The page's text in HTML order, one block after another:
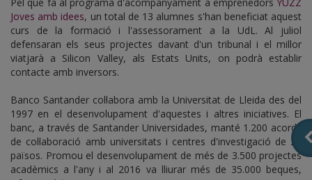
Pel que fa al programa d'acompanyament a emprenedors YUZZ
Joves amb idees, un total de 13 alumnes s'han beneficiat aquest
curs de la formació i l'assessorament a la UdL. Al juliol
defensaran els seus projectes davant d'un tribunal i el millor
viatjarà a Silicon Valley, als Estats Units, on podrà establir
contacte amb inversors.
Banco Santander col·labora amb la Universitat de Lleida des del
1997 en el desenvolupament d'aquestes i altres iniciatives. El
banc, a través de Santander Universidades, manté 1.200 acords
de col·laboració amb universitats i centres d'investigació de 21
països. Promou el desenvolupament de més de 3.500 projectes
acadèmics a l'any i al 2016 va lliurar més de 35.000 beques,